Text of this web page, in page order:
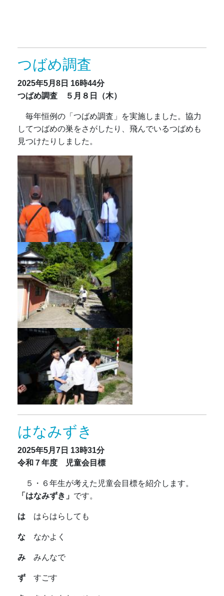
つばめ調査
2025年5月8日 16時44分
つばめ調査 ５月８日（木）
毎年恒例の「つばめ調査」を実施しました。協力
してつばめの巣をさがしたり、飛んでいるつばめも
見つけたりしました。
はなみずき
2025年5月7日 13時31分
令和７年度 児童会目標
５・６年生が考えた児童会目標を紹介します。
「はなみずき」 です。
は はらはらしても
な なかよく
み みんなで
ず すごす